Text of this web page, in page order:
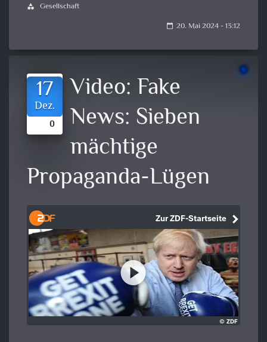
category Gesellschaft
calendar_today 20. Mai 2024 - 13:12
17
Dez.
0
Video: Fake
News: Sieben
mächtige
Propaganda-Lügen